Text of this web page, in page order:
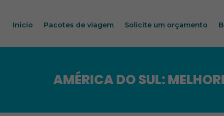
Inicio Pacotes de viagem Solicite um orçamento
AMÉRICA DO SUL: